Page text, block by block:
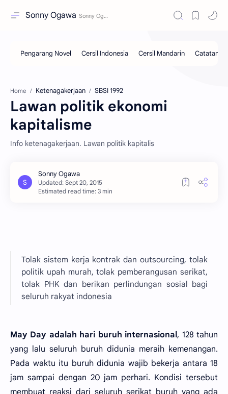
Sonny Ogawa
Home Ketenagakerjaan SBSI 1992
Lawan politik ekonomi
kapitalisme
Info ketenagakerjaan. Lawan politik kapitalis
Estimated read time: 3 min
Tolak sistem kerja kontrak dan outsourcing, tolak
politik upah murah, tolak pemberangusan serikat,
tolak PHK dan berikan perlindungan sosial bagi
seluruh rakyat indonesia
May Day adalah hari buruh internasional, 128 tahun
yang lalu seluruh buruh didunia meraih kemenangan.
Pada waktu itu buruh didunia wajib bekerja antara 18
jam sampai dengan 20 jam perhari. Kondisi tersebut
membuat reaksi dari seluruh serikat buruh yang ada